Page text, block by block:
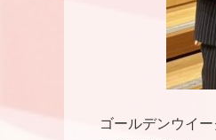
ゴールデンウイ